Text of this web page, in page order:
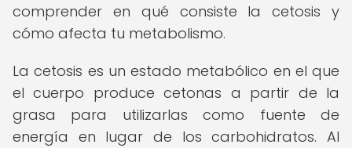
comprender en qué consiste la cetosis y
cómo afecta tu metabolismo.
La cetosis es un estado metabólico en el que
el cuerpo produce cetonas a partir de la
grasa para utilizarlas como fuente de
energía en lugar de los carbohidratos. Al